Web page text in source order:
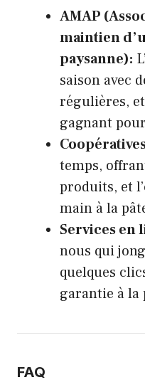
AMAP
maintien
paysanne):
saison avec
régulières,
gagnant
temps,
produits, et
main à la
Services en
nous qui
quelques
garantie à la
FAQ